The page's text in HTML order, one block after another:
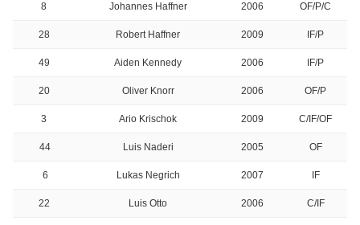
8 Johannes Haffner 2006 OF/P/C
28 Robert Haffner 2009 IF/P
49 Aiden Kennedy 2006 IF/P
20 Oliver Knorr 2006 OF/P
3 Ario Krischok 2009 C/IF/OF
44 Luis Naderi 2005 OF
6 Lukas Negrich 2007 IF
22 Luis Otto 2006 C/IF